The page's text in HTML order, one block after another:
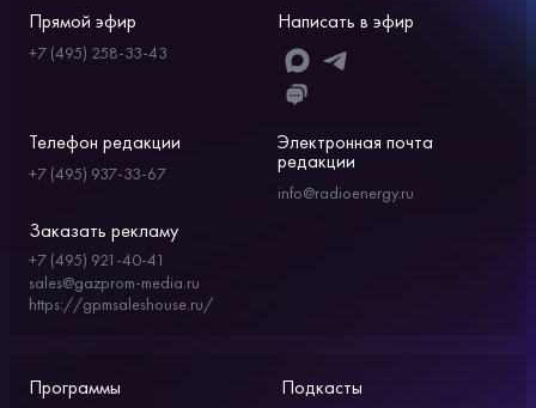
Прямой эфир
+7 (495) 258-33-43
Написать в эфир
Телефон редакции
+7 (495) 937-33-67
Электронная почта
редакции
info@radioenergy.ru
Заказать рекламу
+7 (495) 921-40-41
sales@gazprom-media.ru
https://gpmsaleshouse.ru/
Программы Подкасты